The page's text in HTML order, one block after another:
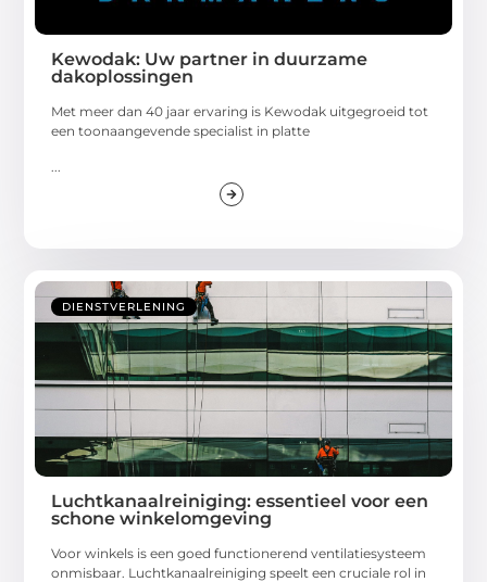
Kewodak: Uw partner in duurzame
dakoplossingen
Met meer dan 40 jaar ervaring is Kewodak uitgegroeid tot
een toonaangevende specialist in platte
DIENSTVERLENING
Luchtkanaalreiniging: essentieel voor een
schone winkelomgeving
Voor winkels is een goed functionerend ventilatiesysteem
onmisbaar. Luchtkanaalreiniging speelt een cruciale rol in